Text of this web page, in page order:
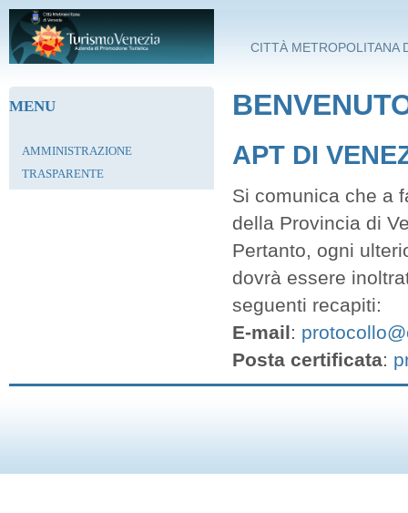
Salta al contenuto principale
CITTÀ METROPOLITANA
MENU
AMMINISTRAZIONE
TRASPARENTE
APT DI
Si comunica che a
della Provincia di
Pertanto, ogni
dovrà essere
seguenti recapiti:
E-mail:
Posta certificata: